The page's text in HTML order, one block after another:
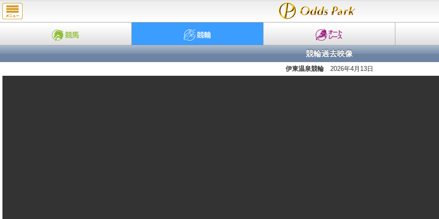
競輪過去映像
伊東温泉競輪 2026年4月13日